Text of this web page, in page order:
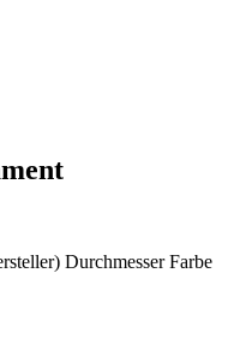
Durchmesser Farbe